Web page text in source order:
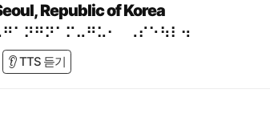
Republic of Korea
👂 TTS 듣기